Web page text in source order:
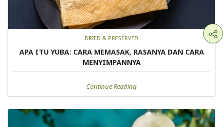
DRIED & PRESERVED
APA ITU YUBA: CARA MEMASAK, RASANYA DAN CARA
MENYIMPANNYA
Continue Reading